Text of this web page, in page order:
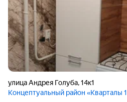
улица Андрея Голуба,14к1
Концептуальный район «Кварталы